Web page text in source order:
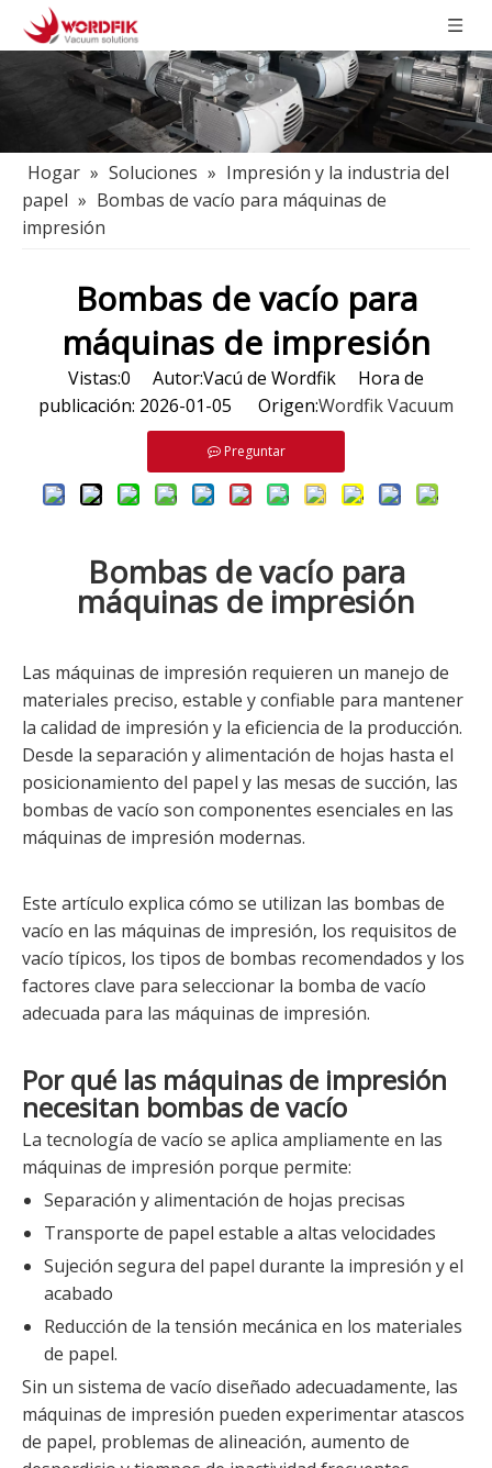
Hogar » Soluciones » Impresión y la industria del
papel » Bombas de vacío para máquinas de
impresión
Bombas de vacío para
máquinas de impresión
Vistas:0 Autor:Vacú de Wordfik Hora de
publicación: 2026-01-05 Origen:Wordfik Vacuum
Preguntar
Bombas de vacío para
máquinas de impresión
Las máquinas de impresión requieren un manejo de
materiales preciso, estable y confiable para mantener
la calidad de impresión y la eficiencia de la producción.
Desde la separación y alimentación de hojas hasta el
posicionamiento del papel y las mesas de succión, las
bombas de vacío son componentes esenciales en las
máquinas de impresión modernas.
Este artículo explica cómo se utilizan las bombas de
vacío en las máquinas de impresión, los requisitos de
vacío típicos, los tipos de bombas recomendados y los
factores clave para seleccionar la bomba de vacío
adecuada para las máquinas de impresión.
Por qué las máquinas de impresión
necesitan bombas de vacío
La tecnología de vacío se aplica ampliamente en las
máquinas de impresión porque permite:
Separación y alimentación de hojas precisas
Transporte de papel estable a altas velocidades
Sujeción segura del papel durante la impresión y el
acabado
Reducción de la tensión mecánica en los materiales
de papel.
Sin un sistema de vacío diseñado adecuadamente, las
máquinas de impresión pueden experimentar atascos
de papel, problemas de alineación, aumento de